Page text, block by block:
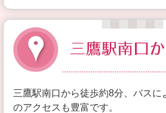
三鷹駅南口から徒歩約8分、バスに
のアクセスも豊富です。